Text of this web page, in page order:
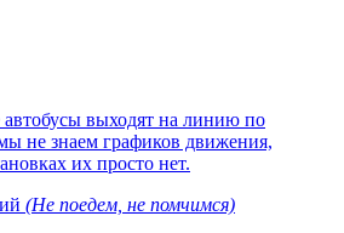
выходят на линию по
не знаем графиков движения,
их просто нет.
(Не поедем, не помчимся)